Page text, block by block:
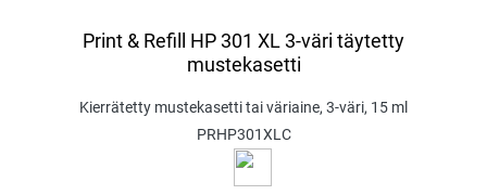
Print & Refill HP 301 XL 3-väri täytetty
mustekasetti
Kierrätetty mustekasetti tai väriaine, 3-väri, 15 ml
PRHP301XLC